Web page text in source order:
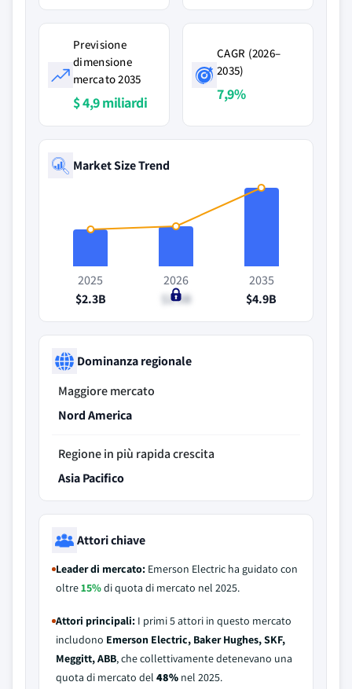
Previsione
dimensione
mercato 2035
$ 4,9 miliardi
CAGR (2026–
2035)
7,9%
Market Size Trend
2025
$2.3B
2026
$2.5B
2035
$4.9B
Dominanza regionale
Maggiore mercato
Nord America
Regione in più rapida crescita
Asia Pacifico
Attori chiave
Leader di mercato: Emerson Electric ha guidato con
oltre15%di quota di mercato nel 2025.
Attori principali: I primi 5 attori in questo mercato
includono Emerson Electric, Baker Hughes, SKF,
Meggitt, ABB, che collettivamente detenevano una
quota di mercato del 48% nel 2025.